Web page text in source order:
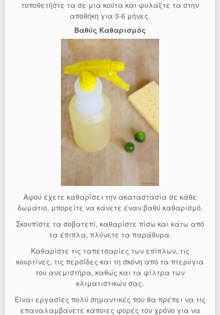
τοποθετήστε τα σε μια κούτα και φυλάξτε τα στην
αποθήκη για 3-6 μήνες.
Βαθύς Καθαρισμός
Αφού έχετε καθαρίσει την ακαταστασία σε κάθε
δωμάτιο, μπορείτε να κάνετε έναν βαθύ καθαρισμό.
Σκουπίστε τα σοβατεπί, καθαρίστε πίσω και κάτω από
τα έπιπλα, πλύνετε τα παράθυρα.
Καθαρίστε τις ταπετσαρίες των επίπλων, τις
κουρτίνες, τις περσίδες και τη σκόνη από τα πτερύγια
του ανεμιστήρα, καθώς και τα φίλτρα των
κλιματιστικών σας.
Είναι εργασίες πολύ σημαντικές που θα πρέπει να τις
επαναλαμβάνετε κάποιες φορές τον χρόνο για να